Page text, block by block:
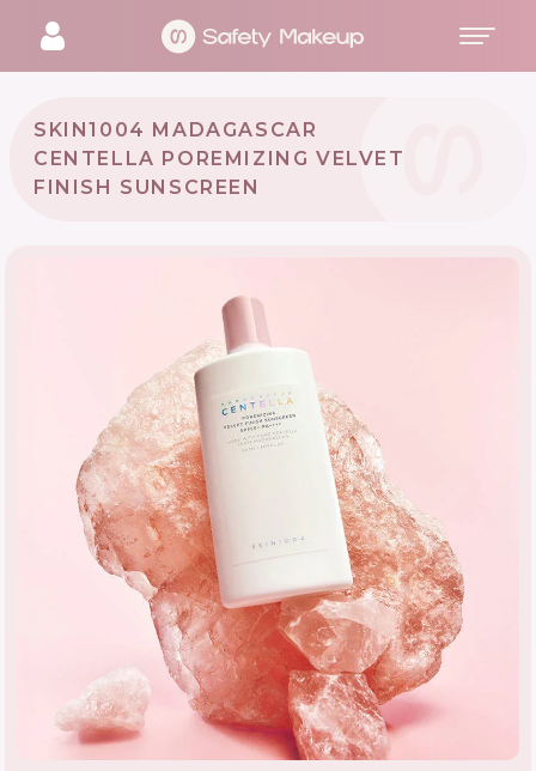
SKIN1004 MADAGASCAR
CENTELLA POREMIZING VELVET
FINISH SUNSCREEN